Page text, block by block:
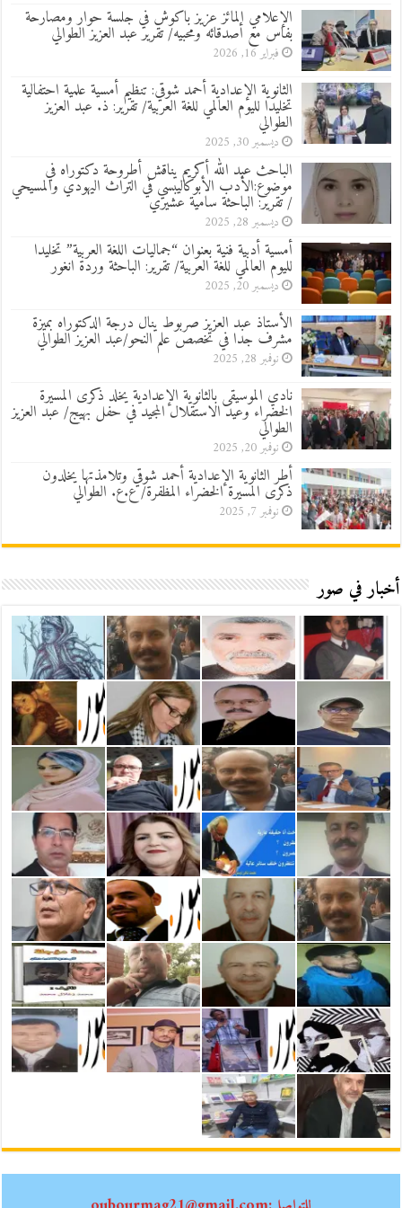
الإعلامي المائز عزيز باكوش في جلسة حوار ومصارحة
بفاس مع أصدقائه ومحبيه/ تقرير عبد العزيز الطوالي
فبراير 16, 2026
الثانوية الإعدادية أحمد شوقي: تنظيم أمسية علمية احتفالية
تخليدا لليوم العالمي للغة العربية/ تقرير: ذ. عبد العزيز
الطوالي
ديسمبر 30, 2025
الباحث عبد الله أكريم يناقش أطروحة دكتوراه في
موضوع:الأدب الأبوكاليبسي في التراث اليهودي والمسيحي
/ تقرير: الباحثة سامية عشيري
ديسمبر 28, 2025
أمسية أدبية فنية بعنوان “جماليات اللغة العربية” تخليدا
لليوم العالمي للغة العربية/ تقرير: الباحثة وردة انغور
ديسمبر 20, 2025
الأستاذ عبد العزيز صربوط ينال درجة الدكتوراه بميزة
مشرف جدا في تخصص علم النحو/عبد العزيز الطوالي
نوفمبر 28, 2025
نادي الموسيقى بالثانوية الإعدادية يخلد ذكرى المسيرة
الخضراء وعيد الاستقلال المجيد في حفل بهيج/ عبد العزيز
الطوالي
نوفمبر 20, 2025
أطر الثانوية الإعدادية أحمد شوقي وتلامذتها يخلدون
ذكرى المسيرة الخضراء المظفرة/ ع.ع. الطوالي
نوفمبر 7, 2025
أخبار في صور